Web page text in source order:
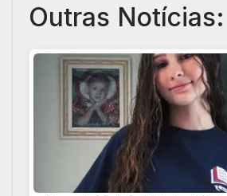
Outras Notícias: